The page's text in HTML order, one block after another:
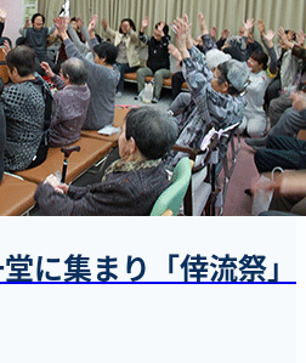
に集まり「倖流祭」